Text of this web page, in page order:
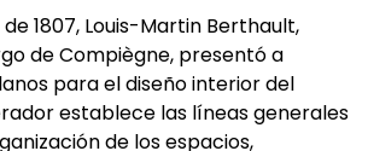
1807, Louis-Martin Berthault,
de Compiègne, presentó a
para el diseño interior del
establece las líneas generales
de los espacios,